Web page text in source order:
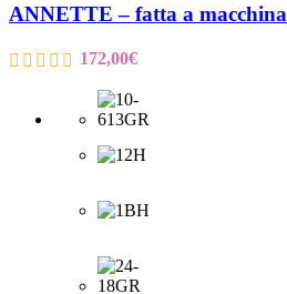
ANNETTE – fatta a macchina
172,00€